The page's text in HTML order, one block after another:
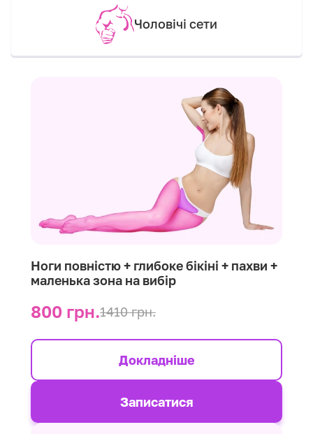
Чоловічі сети
Ноги повністю + глибоке бікіні + пахви +
маленька зона на вибір
800 грн.1410 грн.
Докладніше
Записатися